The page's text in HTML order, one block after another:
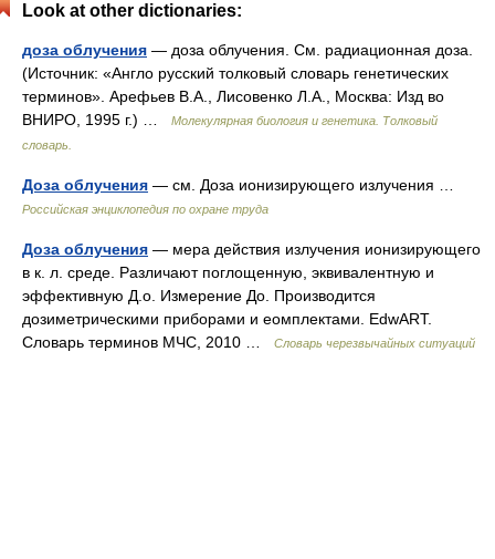
Look at other dictionaries:
доза облучения — доза облучения. См. радиационная доза.
(Источник: «Англо русский толковый словарь генетических
терминов». Арефьев В.А., Лисовенко Л.А., Москва: Изд во
ВНИРО, 1995 г.) …
Молекулярная биология и генетика. Толковый
словарь.
Доза облучения — см. Доза ионизирующего излучения …
Российская энциклопедия по охране труда
Доза облучения — мера действия излучения ионизирующего
в к. л. среде. Различают поглощенную, эквивалентную и
эффективную Д.о. Измерение До. Производится
дозиметрическими приборами и еомплектами. EdwART.
Словарь терминов МЧС, 2010 …
Словарь черезвычайных ситуаций